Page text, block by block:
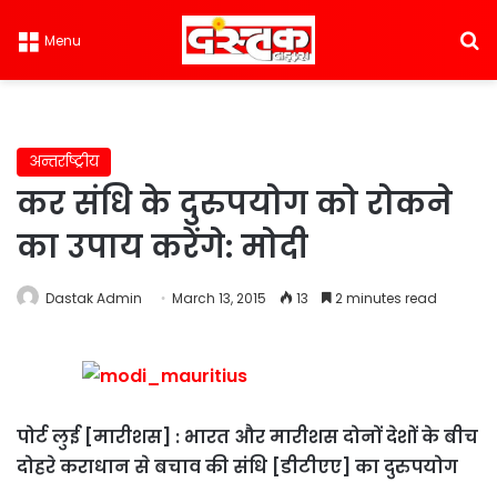
Menu
अन्तर्राष्ट्रीय
कर संधि के दुरुपयोग को रोकने
का उपाय करेंगे: मोदी
Dastak Admin March 13, 2015 13 2 minutes read
पोर्ट लुई [मारीशस] : भारत और मारीशस दोनों देशों के बीच
दोहरे कराधान से बचाव की संधि [डीटीएए] का दुरुपयोग